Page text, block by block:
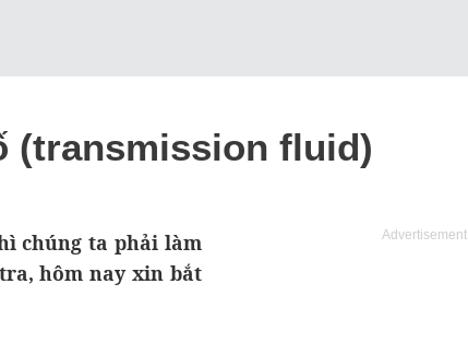
(transmission fluid)
chúng ta phải làm
hôm nay xin bắt
Advertisement